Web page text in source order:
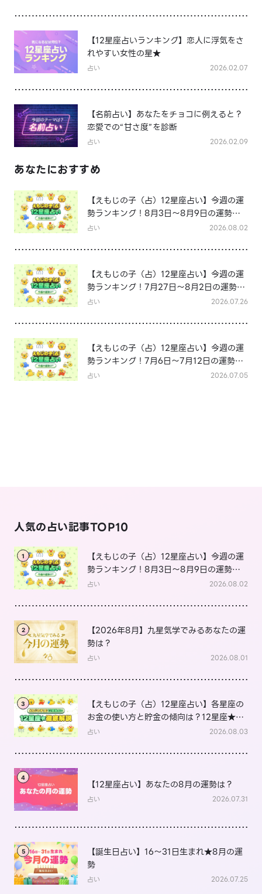
【12星座占いランキング】恋人に浮気をさ
れやすい女性の星★
占い 2026.02.07
【名前占い】あなたをチョコに例えると？
恋愛での“甘さ度”を診断
占い 2026.02.09
あなたにおすすめ
【えもじの子（占）12星座占い】今週の運
勢ランキング！8月3日～8月9日の運勢
は？
占い 2026.08.02
【えもじの子（占）12星座占い】今週の運
勢ランキング！7月27日～8月2日の運勢
は？
占い 2026.07.26
【えもじの子（占）12星座占い】今週の運
勢ランキング！7月6日～7月12日の運勢
は？
占い 2026.07.05
人気の占い記事TOP10
1
【えもじの子（占）12星座占い】今週の運
勢ランキング！8月3日～8月9日の運勢
は？
占い 2026.08.02
2
【2026年8月】九星気学でみるあなたの運
勢は？
占い 2026.08.01
3
【えもじの子（占）12星座占い】各星座の
お金の使い方と貯金の傾向は？12星座★徹
底解説
占い 2026.08.03
4
【12星座占い】あなたの8月の運勢は？
占い 2026.07.31
5
【誕生日占い】16～31日生まれ★8月の運
勢
占い 2026.07.25